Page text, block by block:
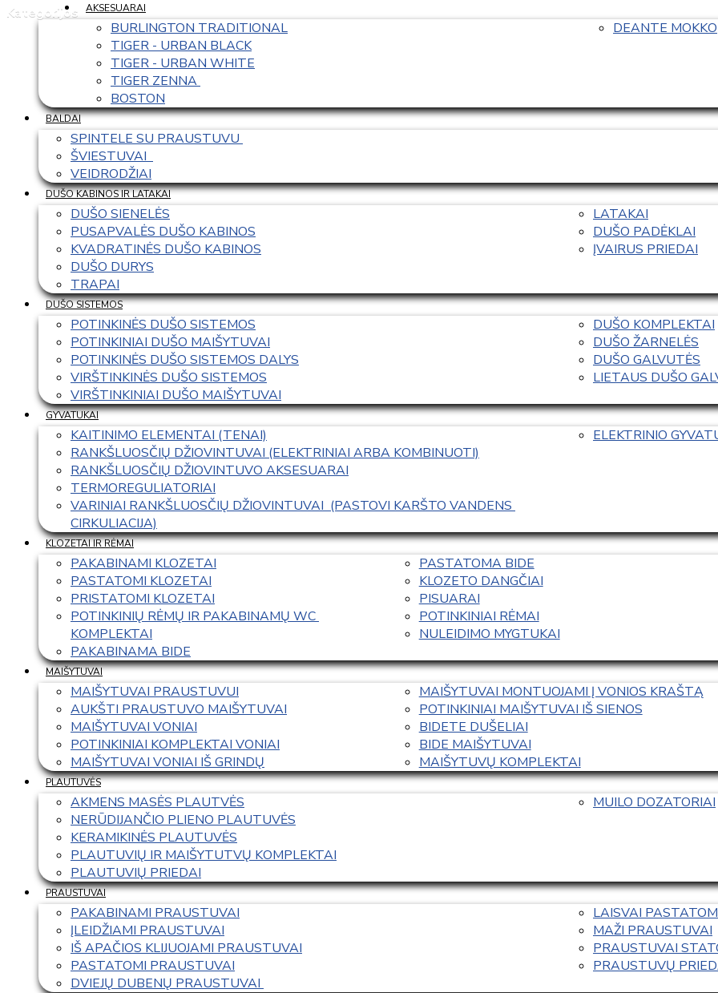
Kategorijos
AKSESUARAI
BURLINGTON TRADITIONAL
TIGER - URBAN BLACK
TIGER - URBAN WHITE
TIGER ZENNA
BOSTON
DEANTE MOKKO
BALDAI
SPINTELE SU PRAUSTUVU
ŠVIESTUVAI
VEIDRODŽIAI
DUŠO KABINOS IR LATAKAI
DUŠO SIENELĖS
PUSAPVALĖS DUŠO KABINOS
KVADRATINĖS DUŠO KABINOS
DUŠO DURYS
TRAPAI
LATAKAI
DUŠO PADĖKLAI
ĮVAIRUS PRIEDAI
DUŠO SISTEMOS
POTINKINĖS DUŠO SISTEMOS
POTINKINIAI DUŠO MAIŠYTUVAI
POTINKINĖS DUŠO SISTEMOS DALYS
VIRŠTINKINĖS DUŠO SISTEMOS
VIRŠTINKINIAI DUŠO MAIŠYTUVAI
DUŠO KOMPLEKTAI
DUŠO ŽARNELĖS
DUŠO GALVUTĖS
LIETAUS DUŠO
GYVATUKAI
KAITINIMO ELEMENTAI (TENAI)
RANKŠLUOSČIŲ DŽIOVINTUVAI (ELEKTRINIAI ARBA KOMBINUOTI)
RANKŠLUOSČIŲ DŽIOVINTUVO AKSESUARAI
TERMOREGULIATORIAI
VARINIAI RANKŠLUOSČIŲ DŽIOVINTUVAI  (PASTOVI KARŠTO VANDENS
CIRKULIACIJA)
ELEKTRINIO
KLOZETAI IR RĖMAI
PAKABINAMI KLOZETAI
PASTATOMI KLOZETAI
PRISTATOMI KLOZETAI
POTINKINIŲ RĖMŲ IR PAKABINAMŲ WC
KOMPLEKTAI
PAKABINAMA BIDE
PASTATOMA BIDE
KLOZETO DANGČIAI
PISUARAI
POTINKINIAI RĖMAI
NULEIDIMO MYGTUKAI
MAIŠYTUVAI
MAIŠYTUVAI PRAUSTUVUI
AUKŠTI PRAUSTUVO MAIŠYTUVAI
MAIŠYTUVAI VONIAI
POTINKINIAI KOMPLEKTAI VONIAI
MAIŠYTUVAI VONIAI IŠ GRINDŲ
MAIŠYTUVAI MONTUOJAMI Į VONIOS KRAŠTĄ
POTINKINIAI MAIŠYTUVAI IŠ SIENOS
BIDETE DUŠELIAI
BIDE MAIŠYTUVAI
MAIŠYTUVŲ KOMPLEKTAI
PLAUTUVĖS
AKMENS MASĖS PLAUTVĖS
NERŪDIJANČIO PLIENO PLAUTUVĖS
KERAMIKINĖS PLAUTUVĖS
PLAUTUVIŲ IR MAIŠYTUTVŲ KOMPLEKTAI
PLAUTUVIŲ PRIEDAI
MUILO DOZATORIAI
PRAUSTUVAI
PAKABINAMI PRAUSTUVAI
ĮLEIDŽIAMI PRAUSTUVAI
IŠ APAČIOS KLIJUOJAMI PRAUSTUVAI
PASTATOMI PRAUSTUVAI
DVIEJŲ DUBENŲ PRAUSTUVAI
LAISVAI
MAŽI PRAUSTUVAI
PRAUSTUVAI
PRAUSTUVŲ